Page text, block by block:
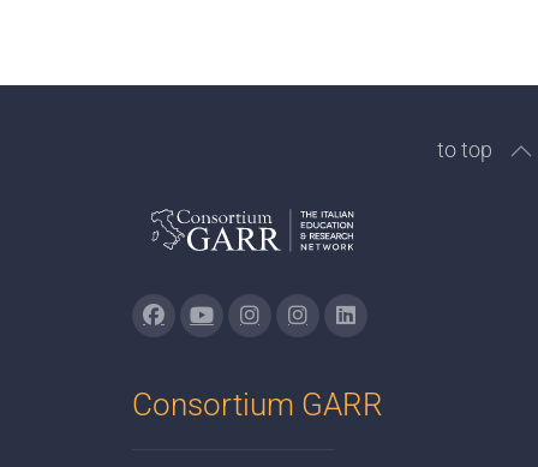
to top
Consortium GARR